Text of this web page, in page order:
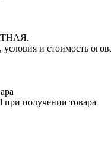
и стоимость
получении товара